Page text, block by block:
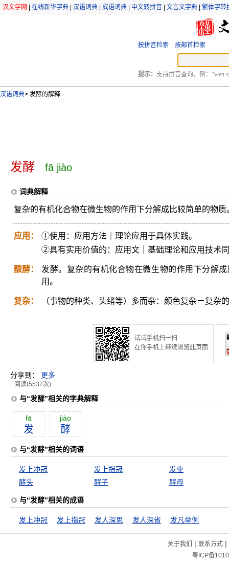
汉文学网 在线新华字典 汉语词典 成语词典 中文转拼音 文言文字典 繁体字转
按拼音检索 按部首检索
提示： 支持拼音查询，例：“wen
汉语词典> 发酵的解释
发酵 fā jiào
词典解释
复杂的有机化合物在微生物的作用下分解成比较简单的物
应用：
①使用：应用方法｜理论应用于具体实践。
②具有实用价值的：应用文｜基础理论和应用技术
酦酵：
发酵。复杂的有机化合物在微生物的作用下分解
用。
复杂： （事物的种类、头绪等）多而杂：颜色复杂ㄧ复杂
试试手机扫一扫
在你手机上继续浏览此页面
分享到： 更多
阅读(5537次)
与“发酵”相关的字典解释
fā
发
jiào
酵
与“发酵”相关的词语
发上冲冠 发上指冠
发业
酵头
酵子 酵母
与“发酵”相关的成语
发上冲冠 发上指冠 发人深思 发人深省 发凡举例
关于我们 | 联系方式|
粤ICP备